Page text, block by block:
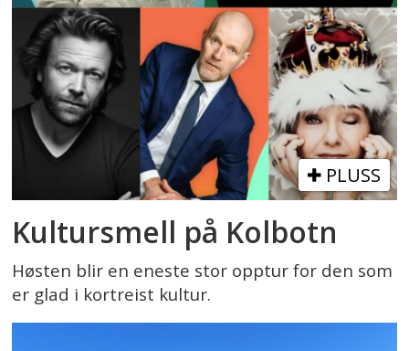
PLUSS
Kultursmell på Kolbotn
Høsten blir en eneste stor opptur for den som
er glad i kortreist kultur.